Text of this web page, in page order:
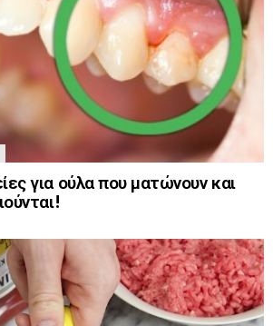
για ούλα που ματώνουν και